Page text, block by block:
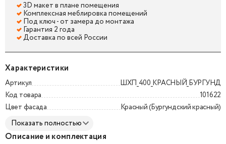
3D макет в плане помещения
Комплексная меблировка помещений
Под ключ - от замера до монтажа
Гарантия 2 года
Доставка по всей России
Характеристики
Артикул
ШХП_400_КРАСНЫЙ_БУРГУНД
Код товара
101622
Цвет фасада
Красный (Бургундский красный)
Показать полностью
Описание и комплектация